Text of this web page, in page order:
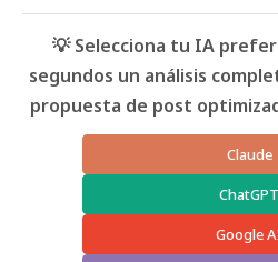
💡 Selecciona tu IA
segundos un análisis
propuesta de post
Claude
ChatGPT
Google